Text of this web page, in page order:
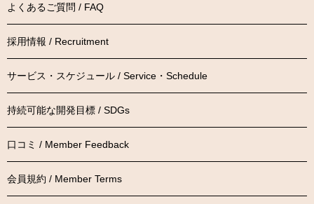
よくあるご質問 / FAQ
採用情報 / Recruitment
サービス・スケジュール / Service・Schedule
持続可能な開発目標 / SDGs
口コミ / Member Feedback
会員規約 / Member Terms